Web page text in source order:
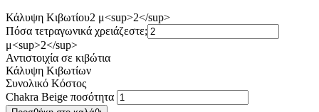
Κάλυψη Κιβωτίου2 μ<sup>2</sup>
Πόσα τετραγωνικά χρειάζεστε;
μ<sup>2</sup>
Αντιστοιχία σε κιβώτια
Κάλυψη Κιβωτίων
Συνολικό Κόστος
Chakra Beige ποσότητα